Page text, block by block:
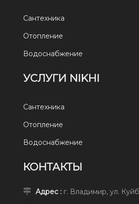
Сантехника
Отопление
Водоснабжение
УСЛУГИ NIKHI
Сантехника
Отопление
Водоснабжение
КОНТАКТЫ
Адрес : г. Владимир, ул.